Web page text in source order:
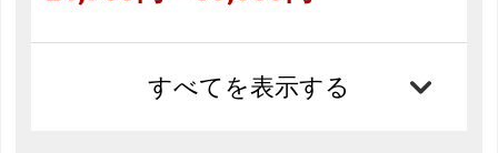
すべてを表示する